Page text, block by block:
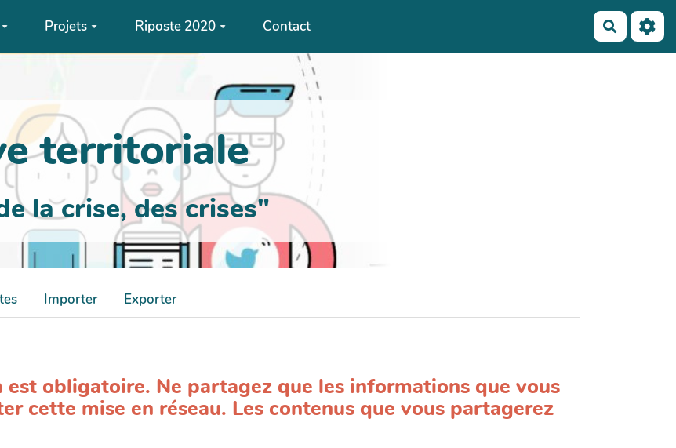
Projets Riposte 2020 Contact
territoriale
la crise, des crises"
Importer Exporter
obligatoire. Ne partagez que les informations que vous
cette mise en réseau. Les contenus que vous partagerez